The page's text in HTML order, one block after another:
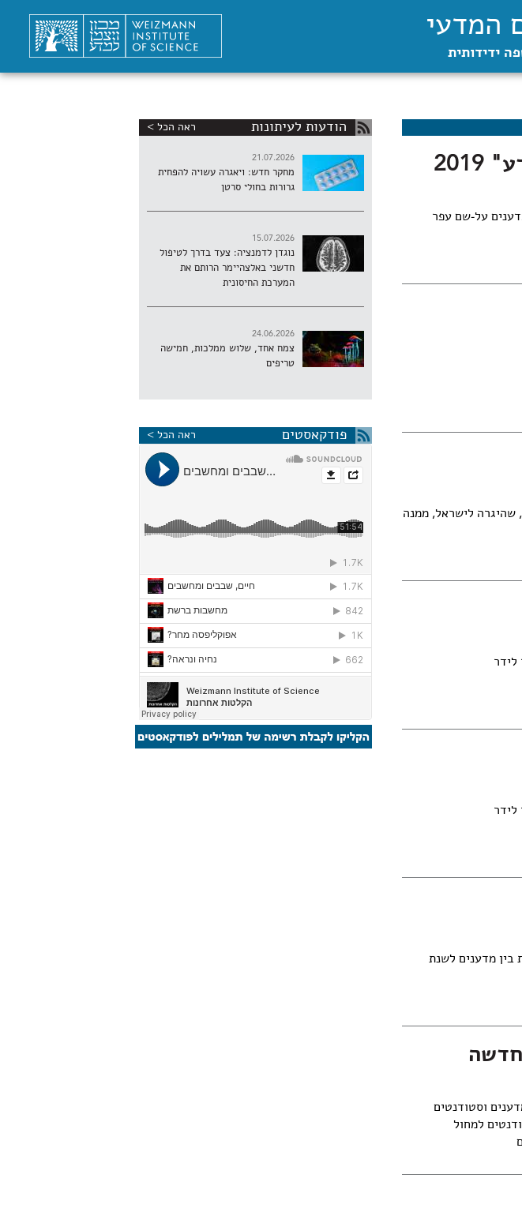
המדעי
ידידותית
על-שם עפר
שהיגרה לישראל, ממנה
לידר
לידר
בין מדענים לשנת
וסטודנטים
למחול
הודעות לעיתונות ראה הכל >
21.07.2026
מחקר חדש: ויאגרה עשויה להפחית
גרורות בחולי סרטן
15.07.2026
נוגדן לדמנציה: צעד בדרך לטיפול
חדשני באלצהיימר הרותם את
המערכת החיסונית
24.06.2026
צמח אחד, שלוש ממלכות, חמישה
טריפים
פודקאסטים ראה הכל >